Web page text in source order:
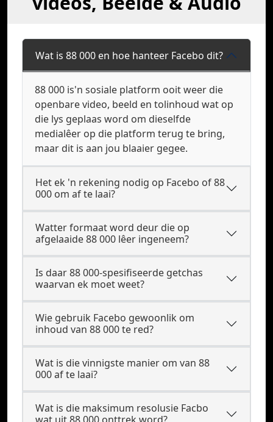
Wat is 88 000 en hoe hanteer Facebo dit?
88 000 is'n sosiale platform ooit weer die
openbare video, beeld en tolinhoud wat op
die lys geplaas word om dieselfde
medialêer op die platform terug te bring,
maar dit is aan jou blaaier gegee.
Het ek 'n rekening nodig op Facebo of 88
000 om af te laai?
Watter formaat word deur die op
afgelaaide 88 000 lêer ingeneem?
Is daar 88 000-spesifiseerde getchas
waarvan ek moet weet?
Wie gebruik Facebo gewoonlik om
inhoud van 88 000 te red?
Wat is die vinnigste manier om van 88
000 af te laai?
Wat is die maksimum resolusie Facbo